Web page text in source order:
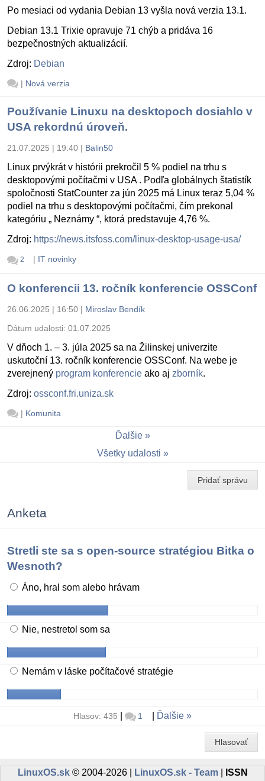
Po mesiaci od vydania Debian 13 vyšla nová verzia 13.1.
Debian 13.1 Trixie opravuje 71 chýb a pridáva 16
bezpečnostných aktualizácií.
Zdroj: Debian
| Nová verzia
Používanie Linuxu na desktopoch dosiahlo v
USA rekordnú úroveň.
21.07.2025 | 19:40 | Balin50
Linux prvýkrát v histórii prekročil 5 % podiel na trhu s
desktopovými počítačmi v USA . Podľa globálnych štatistík
spoločnosti StatCounter za jún 2025 má Linux teraz 5,04 %
podiel na trhu s desktopovými počítačmi, čím prekonal
kategóriu „ Neznámy “, ktorá predstavuje 4,76 %.
Zdroj: https://news.itsfoss.com/linux-desktop-usage-usa/
2 | IT novinky
O konferencii 13. ročník konferencie OSSConf
26.06.2025 | 16:50 | Miroslav Bendík
Dátum udalosti: 01.07.2025
V dňoch 1. – 3. júla 2025 sa na Žilinskej univerzite
uskutoční 13. ročník konferencie OSSConf. Na webe je
zverejnený program konferencie ako aj zborník.
Zdroj: ossconf.fri.uniza.sk
| Komunita
Ďalšie
Všetky udalosti
Pridať správu
Anketa
Stretli ste sa s open-source stratégiou Bitka o
Wesnoth?
Áno, hral som alebo hrávam
Nie, nestretol som sa
Nemám v láske počítačové stratégie
Hlasov: 435 1 Ďalšie
Hlasovať
LinuxOS.sk© 2004-2026 | LinuxOS.sk - Team|
ISSN